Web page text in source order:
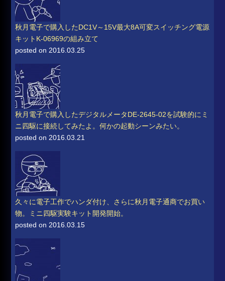
秋月電子で購入したDC1V～15V最大8A可変スイッチング電源
キットK-06969の組み立て
posted on 2016.03.25
秋月電子で購入したデジタルメータDE-2645-02を試験的にミ
ニ四駆に接続してみたよ。何かの起動シーンみたい。
posted on 2016.03.21
久々に電子工作でハンダ付け、さらに秋月電子通商でお買い
物。ミニ四駆実験キット開発開始。
posted on 2016.03.15